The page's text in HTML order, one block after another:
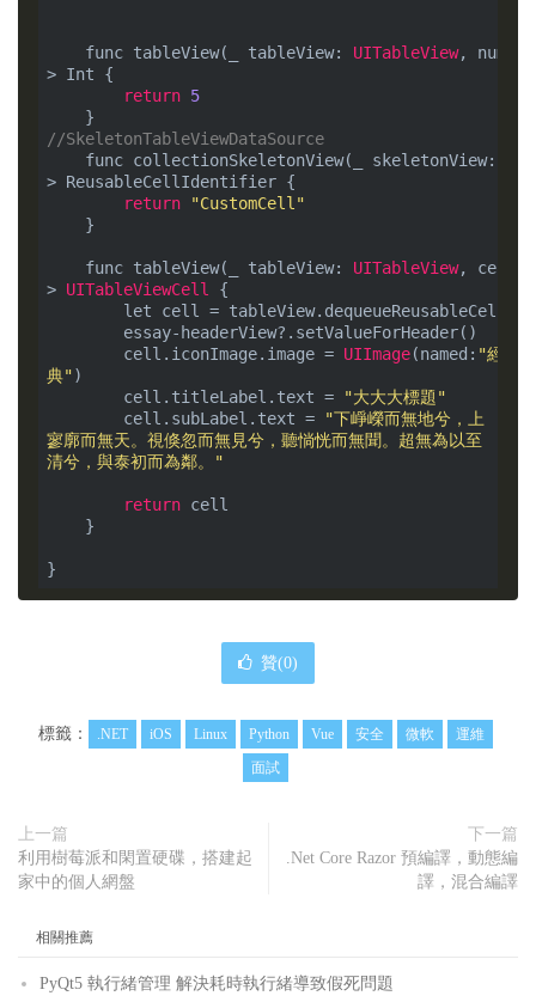
func tableView(_ tableView: UITableView,
> Int {
return 5
//SkeletonTableViewDataSource
func collectionSkeletonView(_ skeletonView:
> ReusableCellIdentifier {
return
"CustomCell"
}
func tableView(_ tableView: UITableView,
> UITableViewCell {
let cell =
essay-headerView?.setValueForHeader()
cell.iconImage.image = UIImage(named: "經
典")
cell.titleLabel.text =
"大大大標題"
cell.subLabel.text =
"下崢嶸而無地兮，上
寥廓而無天。視倏忽而無見兮，聽惝恍而無聞。超無為以至
清兮，與泰初而為鄰。"
return cell
}
}
贊(0)
標籤： .NET iOS Linux Python Vue 安全 微軟
運維
面試
上一篇
利用樹莓派和閑置硬碟，搭建起
家中的個人網盤
下一篇
.Net Core Razor 預編譯，動態編
譯，混合編譯
相關推薦
PyQt5 執行緒管理 解決耗時執行緒導致假死問題